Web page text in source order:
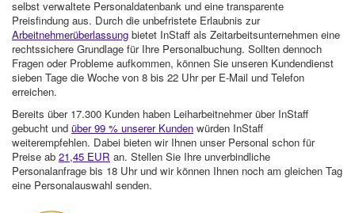
selbst verwaltete Personaldatenbank und eine transparente
Preisfindung aus. Durch die unbefristete Erlaubnis zur
Arbeitnehmerüberlassung bietet InStaff als Zeitarbeitsunternehmen eine
rechtssichere Grundlage für Ihre Personalbuchung. Sollten dennoch
Fragen oder Probleme aufkommen, können Sie unseren Kundendienst
sieben Tage die Woche von 8 bis 22 Uhr per E-Mail und Telefon
erreichen.
Bereits über 17.300 Kunden haben Leiharbeitnehmer über InStaff
gebucht und über 99 % unserer Kunden würden InStaff
weiterempfehlen. Dabei bieten wir Ihnen unser Personal schon für
Preise ab 21,45 EUR an. Stellen Sie Ihre unverbindliche
Personalanfrage bis 18 Uhr und wir können Ihnen noch am gleichen Tag
eine Personalauswahl senden.